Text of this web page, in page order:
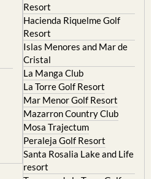
Resort
Hacienda Riquelme Golf
Resort
Islas Menores and Mar de
Cristal
La Manga Club
La Torre Golf Resort
Mar Menor Golf Resort
Mazarron Country Club
Mosa Trajectum
Peraleja Golf Resort
Santa Rosalia Lake and Life
resort